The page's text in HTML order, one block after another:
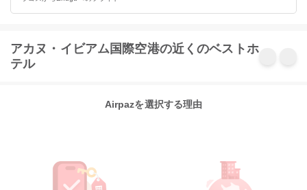
アカヌ・イビアム国際空港の近くのベストホ
テル
Airpazを選択する理由